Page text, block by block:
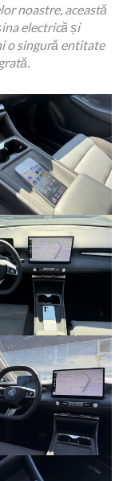
noastre, această
electrică și
o singură entitate